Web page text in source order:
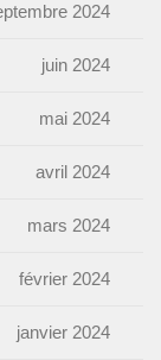
2024
juin 2024
mai 2024
avril 2024
mars 2024
février 2024
janvier 2024